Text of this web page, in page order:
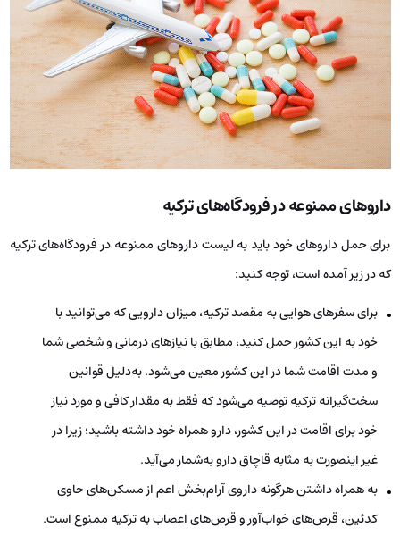
داروهای ممنوعه در فرودگاه‌های ترکیه
برای حمل داروهای خود باید به لیست داروهای ممنوعه در فرودگاه‌های ترکیه
که در زیر آمده است، توجه کنید:
برای سفرهای هوایی به مقصد ترکیه، میزان دارویی که می‌توانید با
خود به این کشور حمل کنید، مطابق با نیازهای درمانی و شخصی شما
و مدت اقامت شما در این کشور معین می‌شود. به‌دلیل قوانین
سخت‌گیرانه ترکیه توصیه می‌شود که فقط به مقدار کافی و مورد نیاز
خود برای اقامت در این کشور، دارو همراه خود داشته باشید؛ زیرا در
غیر اینصورت به مثابه قاچاق دارو به‌شمار می‌آید.
به همراه داشتن هرگونه داروی آرام‌بخش اعم از مسکن‌های حاوی
کدئین، قرص‌های خواب‌آور و قرص‌های اعصاب به ترکیه ممنوع است.